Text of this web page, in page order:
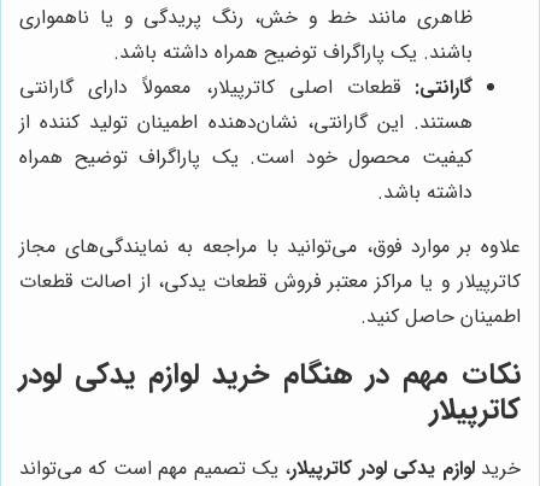
ظاهری مانند خط و خش، رنگ پریدگی و یا ناهمواری
باشند. یک پاراگراف توضیح همراه داشته باشد.
گارانتی: قطعات اصلی کاترپیلار، معمولاً دارای گارانتی
هستند. این گارانتی، نشان‌دهنده اطمینان تولید کننده از
کیفیت محصول خود است. یک پاراگراف توضیح همراه
داشته باشد.
علاوه بر موارد فوق، می‌توانید با مراجعه به نمایندگی‌های مجاز
کاترپیلار و یا مراکز معتبر فروش قطعات یدکی، از اصالت قطعات
اطمینان حاصل کنید.
نکات مهم در هنگام خرید لوازم یدکی لودر
کاترپیلار
خریدلوازم یدکی لودر کاترپیلار، یک تصمیم مهم است که می‌تواند